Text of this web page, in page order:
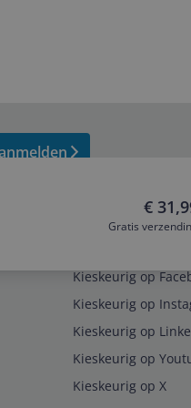
€
Gratis
Kieskeurig op
Kieskeurig op
Kieskeurig op
Kieskeurig op
Kieskeurig op X